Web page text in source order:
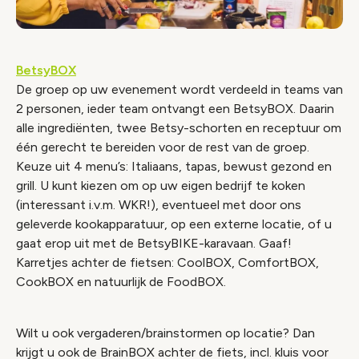
BetsyBOX
De groep op uw evenement wordt verdeeld in teams van
2 personen, ieder team ontvangt een BetsyBOX. Daarin
alle ingrediënten, twee Betsy-schorten en receptuur om
één gerecht te bereiden voor de rest van de groep.
Keuze uit 4 menu’s: Italiaans, tapas, bewust gezond en
grill. U kunt kiezen om op uw eigen bedrijf te koken
(interessant i.v.m. WKR!), eventueel met door ons
geleverde kookapparatuur, op een externe locatie, of u
gaat erop uit met de BetsyBIKE-karavaan. Gaaf!
Karretjes achter de fietsen: CoolBOX, ComfortBOX,
CookBOX en natuurlijk de FoodBOX.
Wilt u ook vergaderen/brainstormen op locatie? Dan
krijgt u ook de BrainBOX achter de fiets, incl. kluis voor